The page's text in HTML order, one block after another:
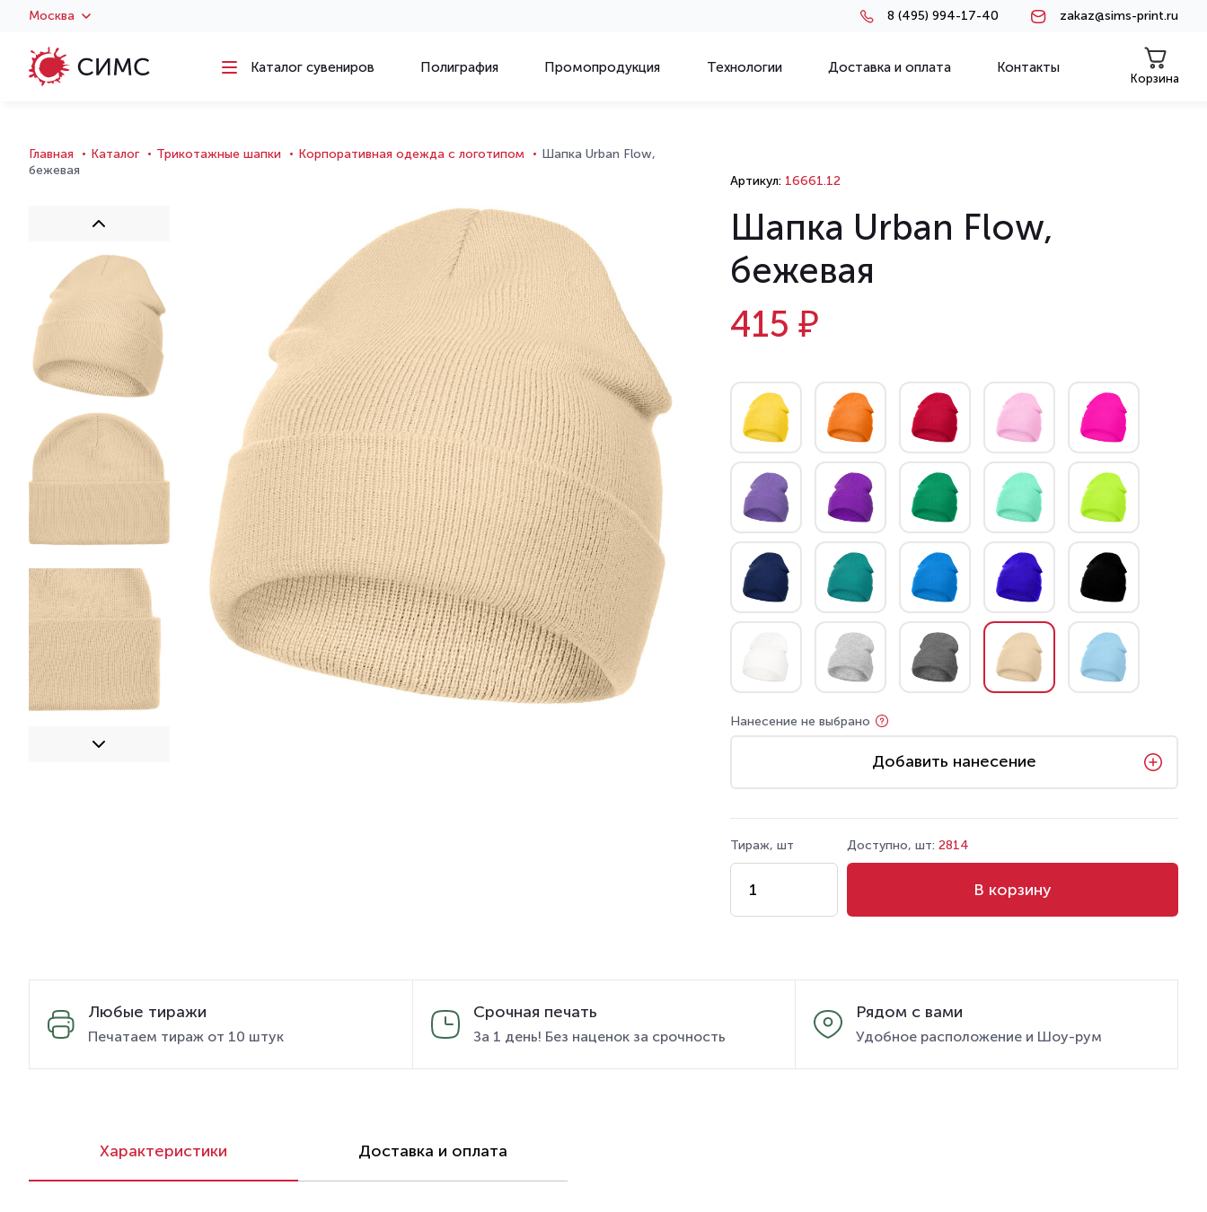
Москва 8 (495) 994-17-40 zakaz@sims-print.ru
Каталог сувениров Полиграфия Промопродукция Технологии Доставка и оплата Контакты
Корзина
Главная Каталог Трикотажные шапки Корпоративная одежда с логотипом
Шапка Urban Flow,
бежевая
Артикул:16661.12
Шапка Urban Flow,
бежевая
415 ₽
Нанесение не выбрано
Добавить нанесение
Тираж, шт Доступно, шт: 2814
В корзину
Любые тиражи
Печатаем тираж от 10 штук
Срочная печать
За 1 день! Без наценок за срочность
Рядом с вами
Удобное расположение и Шоу-рум
Характеристики Доставка и оплата